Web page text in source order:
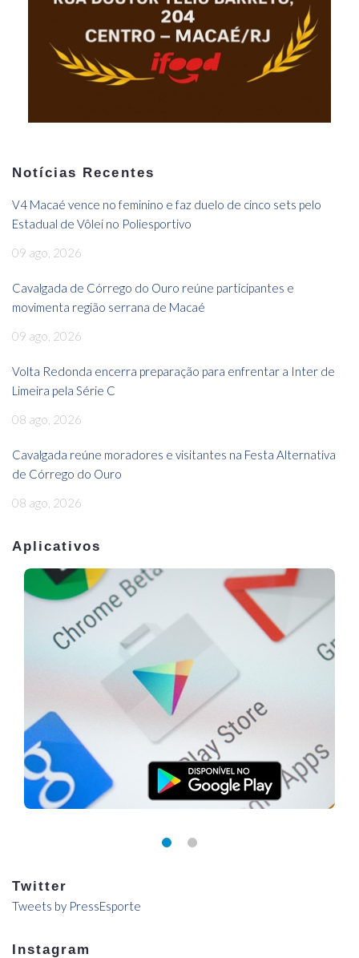
Notícias Recentes
V4 Macaé vence no feminino e faz duelo de cinco sets pelo
Estadual de Vôlei no Poliesportivo
09 ago, 2026
Cavalgada de Córrego do Ouro reúne participantes e
movimenta região serrana de Macaé
09 ago, 2026
Volta Redonda encerra preparação para enfrentar a Inter de
Limeira pela Série C
08 ago, 2026
Cavalgada reúne moradores e visitantes na Festa Alternativa
de Córrego do Ouro
08 ago, 2026
Aplicativos
Twitter
Tweets by PressEsporte
Instagram